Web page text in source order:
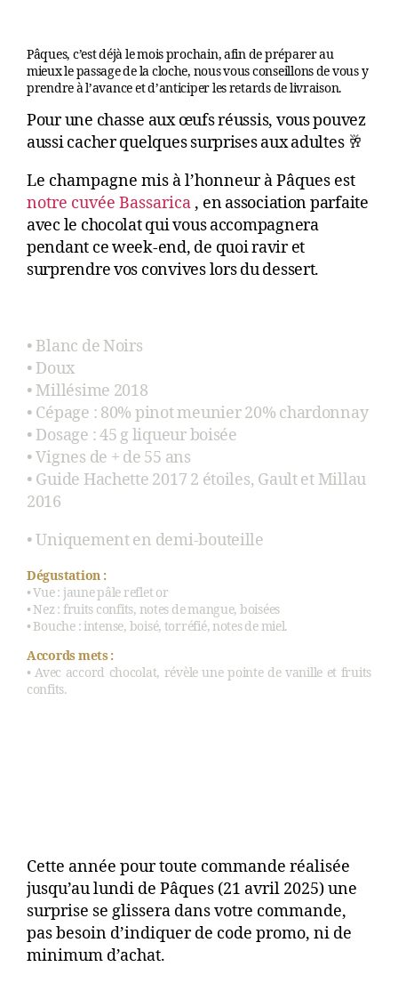
Pâques, c’est déjà le mois prochain, afin de préparer au
mieux le passage de la cloche, nous vous conseillons de vous y
prendre à l’avance et d’anticiper les retards de livraison.
Pour une chasse aux œufs réussis, vous pouvez
aussi cacher quelques surprises aux adultes 🥂
Le champagne mis à l’honneur à Pâques est
notre cuvée Bassarica , en association parfaite
avec le chocolat qui vous accompagnera
pendant ce week-end, de quoi ravir et
surprendre vos convives lors du dessert.
• Blanc de Noirs
• Doux
• Millésime 2018
• Cépage : 80% pinot meunier 20% chardonnay
• Dosage : 45 g liqueur boisée
• Vignes de + de 55 ans
• Guide Hachette 2017 2 étoiles, Gault et Millau
2016
• Uniquement en demi-bouteille
Dégustation :
• Vue : jaune pâle reflet or
• Nez : fruits confits, notes de mangue, boisées
• Bouche : intense, boisé, torréfié, notes de miel.
Accords mets :
• Avec accord chocolat, révèle une pointe de vanille et fruits
confits.
Cette année pour toute commande réalisée
jusqu’au lundi de Pâques (21 avril 2025) une
surprise se glissera dans votre commande,
pas besoin d’indiquer de code promo, ni de
minimum d’achat.